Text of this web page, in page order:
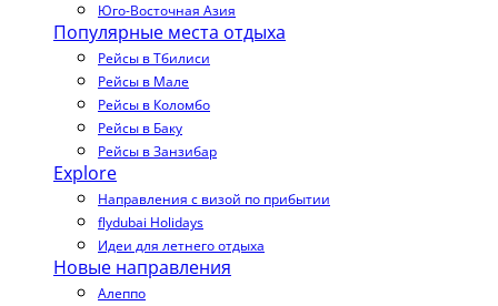
Юго-Восточная Азия
Популярные места отдыха
Рейсы в Тбилиси
Рейсы в Мале
Рейсы в Коломбо
Рейсы в Баку
Рейсы в Занзибар
Explore
Направления с визой по прибытии
flydubai Holidays
Идеи для летнего отдыха
Новые направления
Алеппо